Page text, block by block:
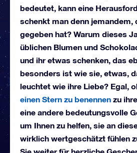
bedeutet, kann eine
schenkt man denn jemandem,
gegeben hat? Warum dieses
üblichen Blumen und
und ihr etwas schenken, das
besonders ist wie sie, etwas,
leuchtet wie ihre Liebe? Egal,
einen Stern zu benennen zu
eine andere bedeutungsvolle
um Ihnen zu helfen, sie an
wirklich wertgeschätzt fühlen